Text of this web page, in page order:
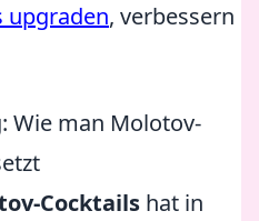
upgraden, verbessern
Wie man Molotov-
Cocktails hat in